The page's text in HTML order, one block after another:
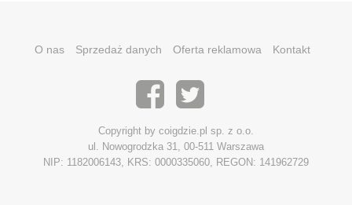
O nas Sprzedaż danych Oferta reklamowa Kontakt
Copyright by coigdzie.pl sp. z o.o.
ul. Nowogrodzka 31, 00-511 Warszawa
NIP: 1182006143, KRS: 0000335060, REGON: 141962729